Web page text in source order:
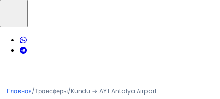
Главная/Трансферы/Kundu → AYT Antalya Airport